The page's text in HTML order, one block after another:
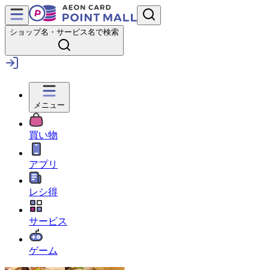
ショップ名・サービス名で検索
メニュー
買い物
アプリ
レシ得
サービス
ゲーム